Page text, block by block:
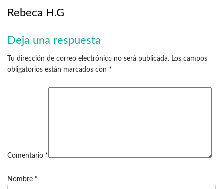
Rebeca H.G
Deja una respuesta
Tu dirección de correo electrónico no será publicada. Los campos
obligatorios están marcados con *
Comentario *
Nombre *